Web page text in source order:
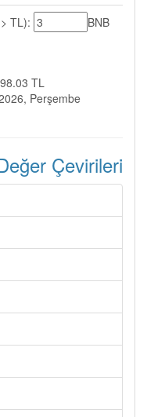
TL):
BNB
TL
Perşembe
Çevirileri